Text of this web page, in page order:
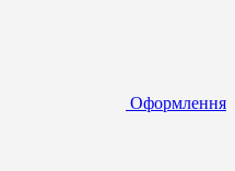
Оформлення